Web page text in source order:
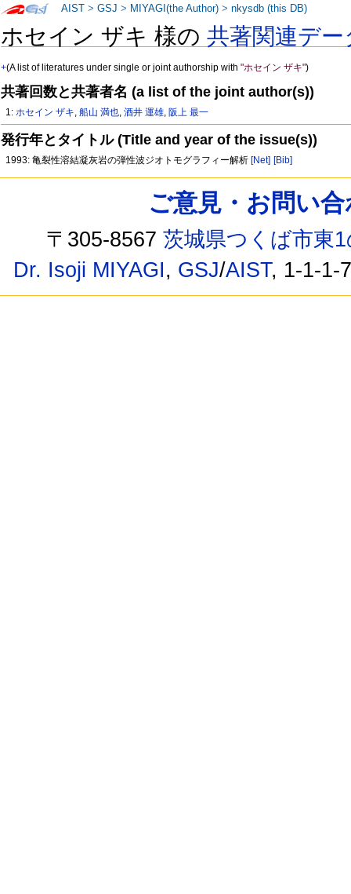
ホセイン ザキ 様の共著関連デ
+(A list of literatures under single or joint authorship with"ホセイン ザキ")
共著回数と共著者名 (a list of the joint author(s))
1:ホセイン ザキ,船山 満也,酒井 運雄, 阪上 最一
発行年とタイトル (Title and year of the issue(s))
1993: 亀裂性溶結凝灰岩の弾性波ジオトモグラフィー解析 [Net] [Bib]
AIST >GSJ > MIYAGI(the Author) >nkysdb (this DB)
ご意見・お問い
〒305-8567茨城県つくば市東
Dr. Isoji MIYAGI, GSJ/AIST, 1-1-1-